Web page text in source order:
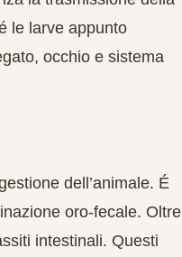
le larve appunto
occhio e sistema
dell’animale. É
oro-fecale. Oltre
intestinali. Questi